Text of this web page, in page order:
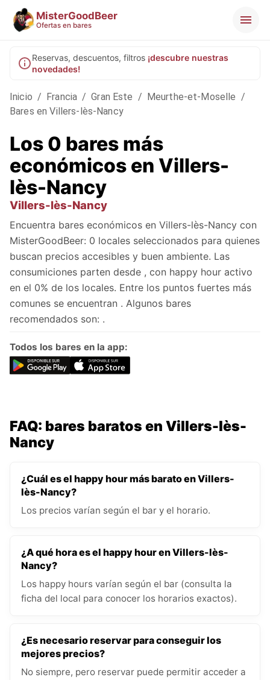
MisterGoodBeer
Ofertas en bares
Reservas, descuentos, filtros ¡descubre nuestras
novedades!
Inicio / Francia / Gran Este / Meurthe-et-Moselle /
Bares en Villers-lès-Nancy
Los 0 bares más
económicos en Villers-
lès-Nancy
Villers-lès-Nancy
Encuentra bares económicos en Villers-lès-Nancy con
MisterGoodBeer: 0 locales seleccionados para quienes
buscan precios accesibles y buen ambiente. Las
consumiciones parten desde , con happy hour activo
en el 0% de los locales. Entre los puntos fuertes más
comunes se encuentran . Algunos bares
recomendados son: .
Todos los bares en la app:
FAQ: bares baratos en Villers-lès-
Nancy
¿Cuál es el happy hour más barato en Villers-
lès-Nancy?
Los precios varían según el bar y el horario.
¿A qué hora es el happy hour en Villers-lès-
Nancy?
Los happy hours varían según el bar (consulta la
ficha del local para conocer los horarios exactos).
¿Es necesario reservar para conseguir los
mejores precios?
No siempre, pero reservar puede permitir acceder a